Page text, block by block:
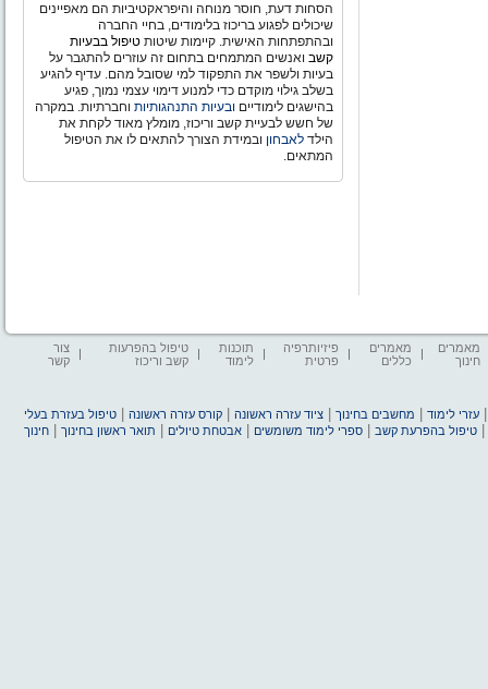
הסחות דעת, חוסר מנוחה והיפראקטיביות הם מאפיינים
שיכולים לפגוע בריכוז בלימודים, בחיי החברה
ובהתפתחות האישית. קיימות שיטות טיפול בבעיות
קשב ואנשים המתמחים בתחום זה עוזרים להתגבר על
בעיות ולשפר את התפקוד למי שסובל מהם. עדיף להגיע
בשלב גילוי מוקדם כדי למנוע דימוי עצמי נמוך, פגיע
בהישגים לימודיים ובעיות התנהגותיות וחברתיות. במקרה
של חשש לבעיית קשב וריכוז, מומלץ מאוד לקחת את
הילד לאבחון ובמידת הצורך להתאים לו את הטיפול
המתאים.
מאמרים
חינוך
מאמרים
כללים
פיזיותרפיה
פרטית
תוכנות
לימוד
טיפול בהפרעות
קשב וריכוז
צור
קשר
עזרי לימוד מחשבים בחינוך |ציוד עזרה ראשונה |קורס עזרה ראשונה |טיפול בעזרת בעלי
|טיפול בהפרעת קשב |ספרי לימוד משומשים |אבטחת טיולים תואר ראשון בחינוך |חינוך